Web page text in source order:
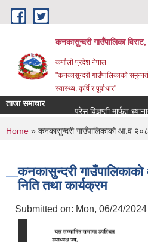
Skip to main content
कनकासुन्दरी गाउँपालिका
कर्णाली प्रदेश नेपाल
"कनकासुन्दरी गाउँपालिकाको
स्वास्थ्य, कृर्षि र पूर्वाधार"
ताजा समाचार
प्रेस विज्ञप्ती मार्फत
You are here
Home » कनकासुन्दरी गाउँपालिकाको आ.व
कनकासुन्दरी
निति तथा कार्यक्रम
Submitted on: Mon, 06/24/